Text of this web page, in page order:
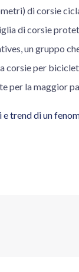
di corsie
di corsie
un gruppo
corsie per
per la maggior
trend di un